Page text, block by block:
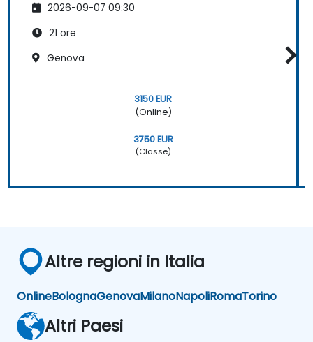
2026-09-07 09:30
21 ore
Genova
3150 EUR
(Online)
3750 EUR
(Classe)
Altre regioni in Italia
OnlineBolognaGenovaMilanoNapoliRomaTorino
Altri Paesi